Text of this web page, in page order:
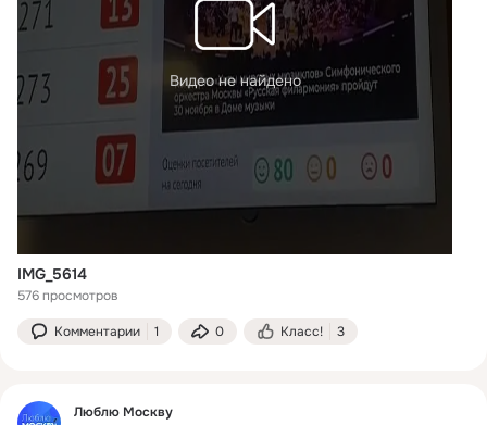
Видео не найдено
IMG_5614
576 просмотров
Комментарии 1 0 Класс! 3
Люблю Москву